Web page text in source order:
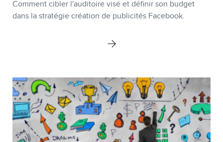
Comment cibler l'auditoire visé et définir son budget
dans la stratégie création de publicités Facebook.